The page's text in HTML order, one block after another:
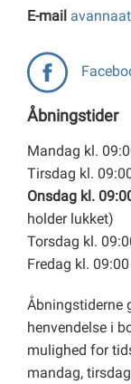
E-mail
Åbningstider
Mandag kl.
Tirsdag kl.
Onsdag kl.
holder lukket)
Torsdag kl.
Fredag kl.
Åbningstiderne
henvendelse i
mulighed for
mandag,